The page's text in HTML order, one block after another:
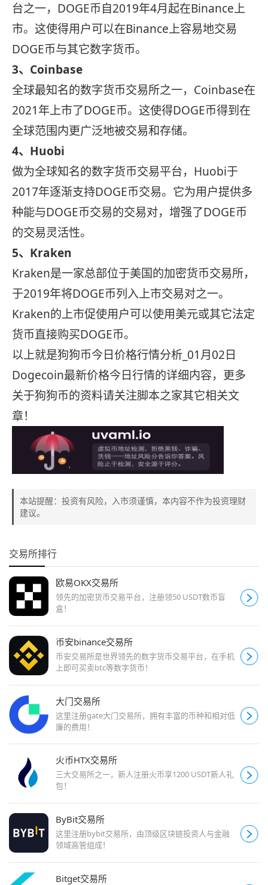
台之一，DOGE币自2019年4月起在Binance上
市。这使得用户可以在Binance上容易地交易
DOGE币与其它数字货币。
3、Coinbase
全球最知名的数字货币交易所之一，Coinbase在
2021年上市了DOGE币。这使得DOGE币得到在
全球范围内更广泛地被交易和存储。
4、Huobi
做为全球知名的数字货币交易平台，Huobi于
2017年逐渐支持DOGE币交易。它为用户提供多
种能与DOGE币交易的交易对，增强了DOGE币
的交易灵活性。
5、Kraken
Kraken是一家总部位于美国的加密货币交易所，
于2019年将DOGE币列入上市交易对之一。
Kraken的上市促使用户可以使用美元或其它法定
货币直接购买DOGE币。
以上就是狗狗币今日价格行情分析_01月02日
Dogecoin最新价格今日行情的详细内容，更多
关于狗狗币的资料请关注脚本之家其它相关文
章！
本站提醒：投资有风险，入市须谨慎，本内容不作为投资理财
建议。
交易所排行
欧易OKX交易所
领先的加密货币交易平台，注册领50 USDT数币盲
盒！
币安binance交易所
币安交易所是世界领先的数字货币交易平台，在手机
上即可买卖btc等数字货币！
大门交易所
这里注册gate大门交易所，拥有丰富的币种和相对低
廉的费用！
火币HTX交易所
三大交易所之一，新人注册火币享1200 USDT新人礼
包！
ByBit交易所
这里注册bybit交易所，由顶级区块链投资人与金融
领域高管组成！
Bitget交易所